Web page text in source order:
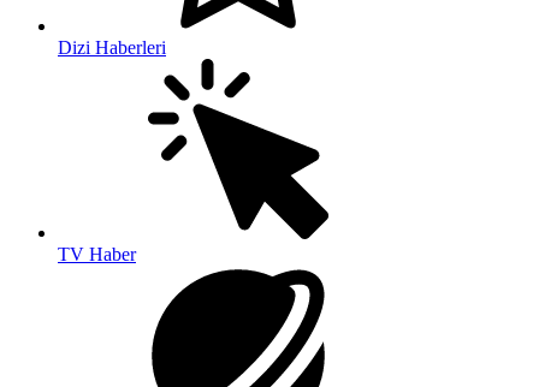
Dizi Haberleri
TV Haber